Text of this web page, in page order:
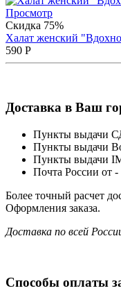
Просмотр
Скидка 75%
Халат женский
590 Р
Доставка в Ваш
Пункты выдачи
Пункты выдачи
Пункты выдачи
Почта России от -
Более точный расчет
Оформления заказа.
Доставка по всей
Способы оплаты